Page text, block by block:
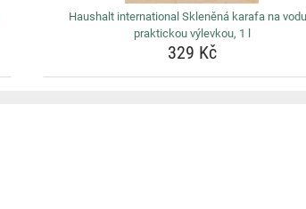
Haushalt international Skleněná karafa na
praktickou výlevkou, 1 l
329 Kč